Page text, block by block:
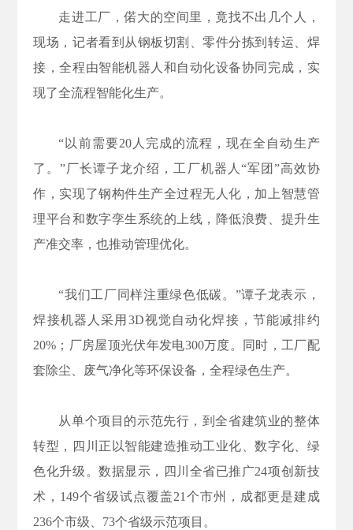
走进工厂，偌大的空间里，竟找不出几个人，
现场，记者看到从钢板切割、零件分拣到转运、焊
接，全程由智能机器人和自动化设备协同完成，实
现了全流程智能化生产。
“以前需要20人完成的流程，现在全自动生产
了。”厂长谭子龙介绍，工厂机器人“军团”高效协
作，实现了钢构件生产全过程无人化，加上智慧管
理平台和数字孪生系统的上线，降低浪费、提升生
产准交率，也推动管理优化。
“我们工厂同样注重绿色低碳。”谭子龙表示，
焊接机器人采用3D视觉自动化焊接，节能减排约
20%；厂房屋顶光伏年发电300万度。同时，工厂配
套除尘、废气净化等环保设备，全程绿色生产。
从单个项目的示范先行，到全省建筑业的整体
转型，四川正以智能建造推动工业化、数字化、绿
色化升级。数据显示，四川全省已推广24项创新技
术，149个省级试点覆盖21个市州，成都更是建成
236个市级、73个省级示范项目。